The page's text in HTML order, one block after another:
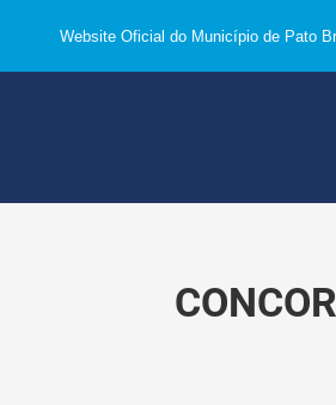
Website Oficial do Município de Pato